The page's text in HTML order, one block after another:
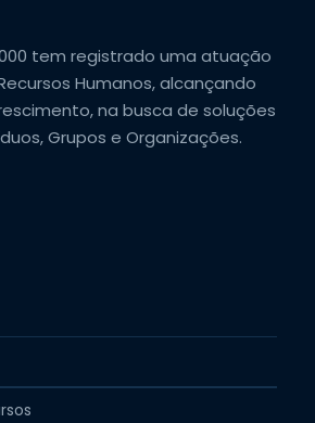
tem registrado uma atuação
Humanos, alcançando
na busca de soluções
Grupos e Organizações.